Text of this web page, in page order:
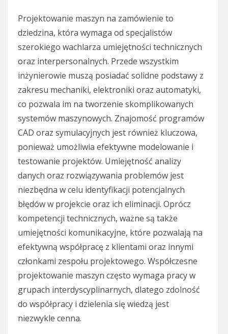
Projektowanie maszyn na zamówienie to
dziedzina, która wymaga od specjalistów
szerokiego wachlarza umiejętności technicznych
oraz interpersonalnych. Przede wszystkim
inżynierowie muszą posiadać solidne podstawy z
zakresu mechaniki, elektroniki oraz automatyki,
co pozwala im na tworzenie skomplikowanych
systemów maszynowych. Znajomość programów
CAD oraz symulacyjnych jest również kluczowa,
ponieważ umożliwia efektywne modelowanie i
testowanie projektów. Umiejętność analizy
danych oraz rozwiązywania problemów jest
niezbędna w celu identyfikacji potencjalnych
błędów w projekcie oraz ich eliminacji. Oprócz
kompetencji technicznych, ważne są także
umiejętności komunikacyjne, które pozwalają na
efektywną współpracę z klientami oraz innymi
członkami zespołu projektowego. Współczesne
projektowanie maszyn często wymaga pracy w
grupach interdyscyplinarnych, dlatego zdolność
do współpracy i dzielenia się wiedzą jest
niezwykle cenna.